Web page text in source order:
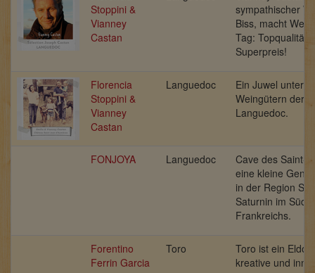
Stoppini &
Vianney
Castan
sympathischer
Biss, macht
Tag: Topqualität
Superpreis!
Florencia
Stoppini &
Vianney
Castan
Languedoc
Ein Juwel unter
Weingütern der
Languedoc.
FONJOYA Languedoc
Cave des Saint-
eine kleine
in der Region
Saturnin im
Frankreichs.
Forentino
Ferrin Garcia
Toro
Toro ist ein
kreative und